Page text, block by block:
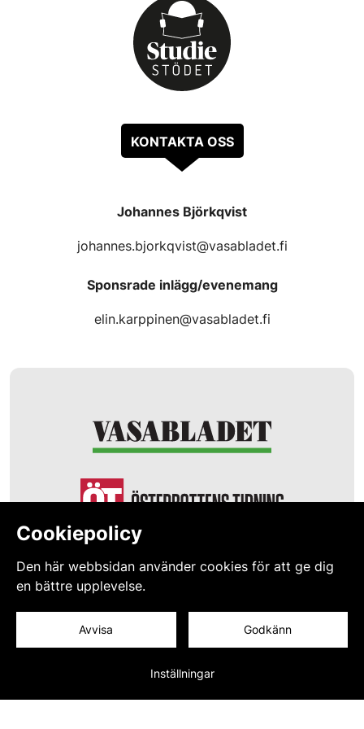
Cookiepolicy
Den här webbsidan använder cookies för att ge dig
en bättre upplevelse.
Avvisa Godkänn
Inställningar
KONTAKTA OSS
Johannes Björkqvist
johannes.bjorkqvist@vasabladet.fi
Sponsrade inlägg/evenemang
elin.karppinen@vasabladet.fi
© 2026 Studiestödet